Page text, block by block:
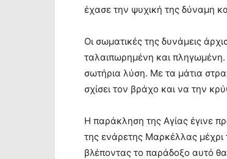
έχασε την ψυχική της δύναμη
Οι σωματικές της δυνάμεις
ταλαιπωρημένη και πληγωμένη.
σωτήρια λύση. Με τα μάτια
σχίσει τον βράχο και να την
Η παράκληση της Αγίας έγινε
της ενάρετης Μαρκέλλας
βλέποντας το παράδοξο αυτό